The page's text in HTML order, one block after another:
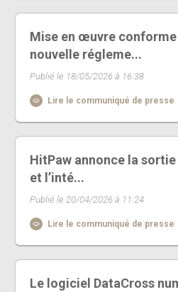
Mise en œuvre
nouvelle régleme...
Publié le 18/05/2026 à 16:38
Lire le communiqué de presse
HitPaw annonce la sortie
et l’inté...
Publié le 20/04/2026 à 11:24
Lire le communiqué de presse
Le logiciel DataCross